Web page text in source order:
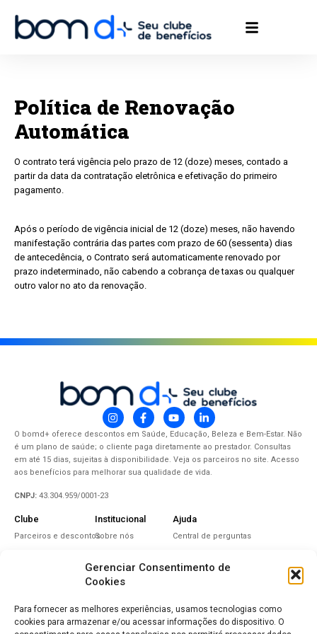
Gerenciar Consentimento de
Cookies
Para fornecer as melhores experiências, usamos tecnologias como
cookies para armazenar e/ou acessar informações do dispositivo. O
Política de Renovação
Automática
O contrato terá vigência pelo prazo de 12 (doze) meses, contado a
partir da data da contratação eletrônica e efetivação do primeiro
pagamento.
Após o período de vigência inicial de 12 (doze) meses, não havendo
manifestação contrária das partes com prazo de 60 (sessenta) dias
de antecedência, o Contrato será automaticamente renovado por
prazo indeterminado, não cabendo a cobrança de taxas ou qualquer
outro valor no ato da renovação.
O bomd+ oferece descontos em Saúde, Educação, Beleza e Bem-Estar. Não
é um plano de saúde; o cliente paga diretamente ao prestador. Consultas
em até 15 dias, sujeitas à disponibilidade. Veja os parceiros no site. Acesso
aos benefícios para melhorar sua qualidade de vida.
CNPJ: 43.304.959/0001-23
Clube
Parceiros e descontos
Institucional
Sobre nós
Nosso endereço
Ética e Integridade
Ajuda
Central de perguntas
cancelamento
Política de renovação